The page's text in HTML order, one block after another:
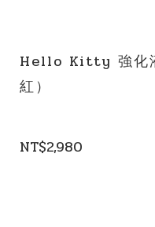
Hello Kitty 強化
紅）
NT$2,980